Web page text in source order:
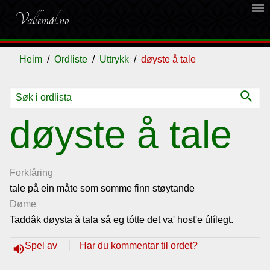
Vallemål.no
dehaze
Heim Ordliste Uttrykk døyste å tale
search
døyste å tale
Forklåring
tale på ein måte som somme finn støytande
Døme
Taddâk døysta å tala så eg tótte det va' host'e úlílegt.
volume_upSpel av Har du kommentar til ordet?
Ordliste
Om
vallemålet
Gjestebok
Nyhende